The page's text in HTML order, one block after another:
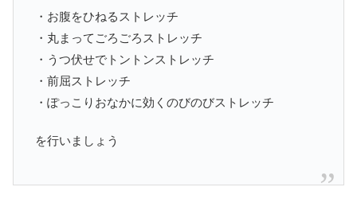
・お腹をひねるストレッチ
・丸まってごろごろストレッチ
・うつ伏せでトントンストレッチ
・前屈ストレッチ
・ぽっこりおなかに効くのびのびストレッチ
を行いましょう